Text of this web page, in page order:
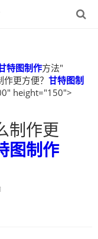
特图制作方法"
作更方便？ 甘特图制
height="150">
制作更
图制作